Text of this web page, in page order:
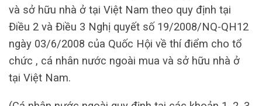
và sở hữu nhà ở tại Việt Nam theo quy định tại
Điều 2 và Điều 3 Nghị quyết số 19/2008/NQ-QH12
ngày 03/6/2008 của Quốc Hội về thí điểm cho tổ
chức , cá nhân nước ngoài mua và sở hữu nhà ở
tại Việt Nam.